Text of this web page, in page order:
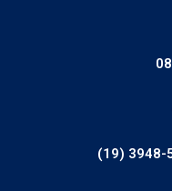
(19) 3948-